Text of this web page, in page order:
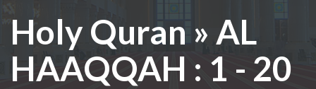
Holy Quran » AL
HAAQQAH : 1 - 20